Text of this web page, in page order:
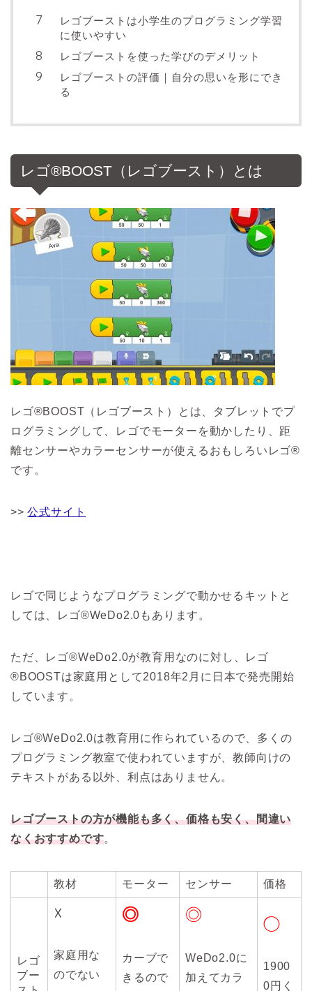
レゴブーストは小学生のプログラミング学習
に使いやすい
レゴブーストを使った学びのデメリット
レゴブーストの評価｜自分の思いを形にでき
る
レゴ®BOOST（レゴブースト）とは
レゴ®BOOST（レゴブースト）とは、タブレットでプ
ログラミングして、レゴでモーターを動かしたり、距
離センサーやカラーセンサーが使えるおもしろいレゴ®
です。
>>公式サイト
レゴで同じようなプログラミングで動かせるキットと
しては、レゴ®WeDo2.0もあります。
ただ、レゴ®WeDo2.0が教育用なのに対し、レゴ
®BOOSTは家庭用として2018年2月に日本で発売開始
しています。
レゴ®WeDo2.0は教育用に作られているので、多くの
プログラミング教室で使われていますが、教師向けの
テキストがある以外、利点はありません。
レゴブーストの方が機能も多く、価格も安く、間違い
なくおすすめです。
教材 モーター センサー 価格
レゴ
ブー
☓
家庭用な
のでない
◎
カーブで
きるので
◎
WeDo2.0に
加えてカラ
◯
1900
0円く